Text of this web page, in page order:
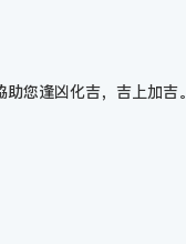
您逢凶化吉，吉上加吉。